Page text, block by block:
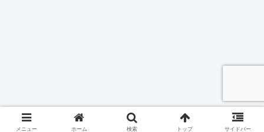
メニュー ホーム 検索 トップ サイドバー